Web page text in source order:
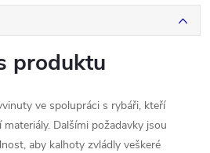
produktu
ve spolupráci s rybáři, kteří
Dalšími požadavky jsou
aby kalhoty zvládly veškeré